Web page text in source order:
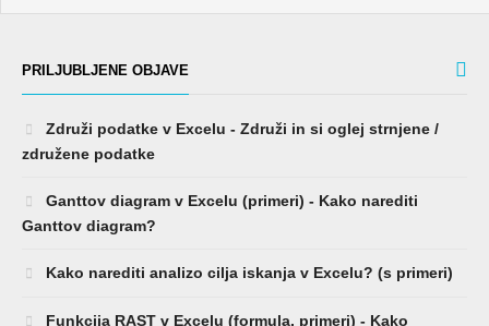
PRILJUBLJENE OBJAVE
Združi podatke v Excelu - Združi in si oglej strnjene /
združene podatke
Ganttov diagram v Excelu (primeri) - Kako narediti
Ganttov diagram?
Kako narediti analizo cilja iskanja v Excelu? (s primeri)
Funkcija RAST v Excelu (formula, primeri) - Kako